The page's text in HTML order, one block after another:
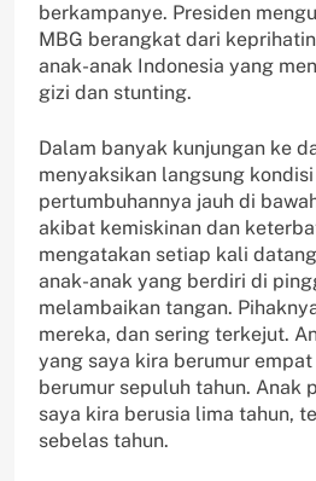
berkampanye. Presiden
MBG berangkat dari
anak-anak Indonesia yang
gizi dan stunting.
Dalam banyak kunjungan ke
menyaksikan langsung
pertumbuhannya jauh di
akibat kemiskinan dan
mengatakan setiap kali
anak-anak yang berdiri di
melambaikan tangan.
mereka, dan sering terkejut.
yang saya kira berumur
berumur sepuluh tahun. Anak
saya kira berusia lima tahun,
sebelas tahun.